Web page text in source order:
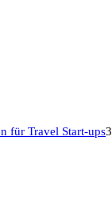
für Travel Start-ups3